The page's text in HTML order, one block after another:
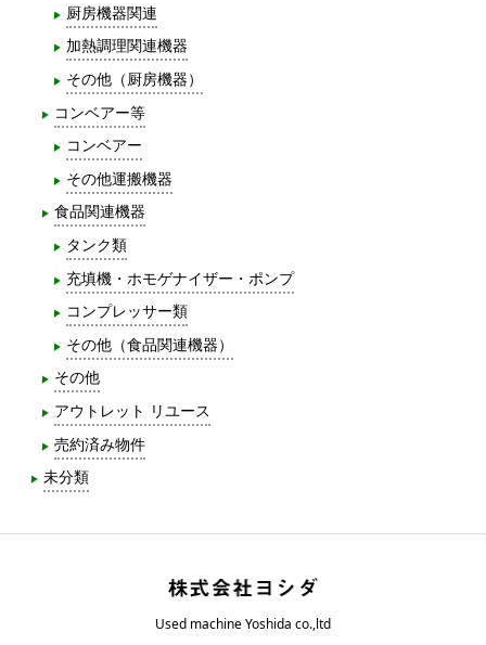
厨房機器関連
加熱調理関連機器
その他（厨房機器）
コンベアー等
コンベアー
その他運搬機器
食品関連機器
タンク類
充填機・ホモゲナイザー・ポンプ
コンプレッサー類
その他（食品関連機器）
その他
アウトレット リユース
売約済み物件
未分類
Used machine Yoshida co.,ltd